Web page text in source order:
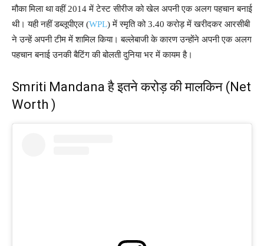
मौका मिला था वहीं 2014 में टेस्ट सीरीज को खेल अपनी एक अलग पहचान बनाई
थी। यही नहीं डब्लूपीएल (WPL) में स्मृति को 3.40 करोड़ में खरीदकर आरसीबी
ने उन्हें अपनी टीम में शामिल किया। बल्लेबाजी के कारण उन्होंने अपनी एक अलग
पहचान बनाई उनकी बैटिंग की बोलती दुनिया भर में कायम है।
Smriti Mandana है इतने करोड़ की मालकिन (Net
Worth )